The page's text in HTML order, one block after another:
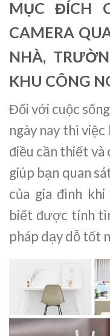
MỤC ĐÍCH
CAMERA
NHÀ,
KHU CÔNG
Đối với cuộc
ngày nay thì
điều cần thiết và
giúp bạn quan
của gia đình
biết được tính
pháp dạy dỗ tốt